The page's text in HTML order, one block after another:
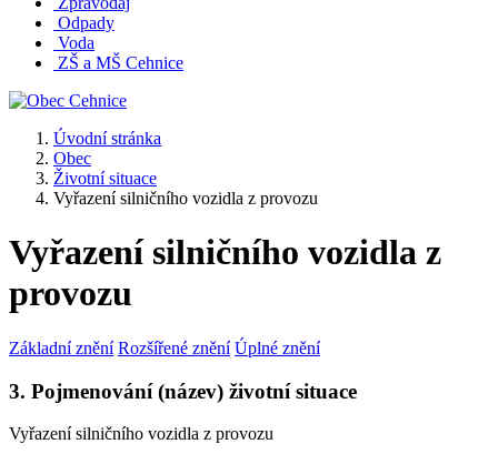
Odpady
Voda
ZŠ a MŠ Cehnice
Úvodní stránka
Obec
Životní situace
Vyřazení silničního vozidla z provozu
Vyřazení silničního vozidla z
provozu
Základní znění Rozšířené znění Úplné znění
3. Pojmenování (název) životní situace
Vyřazení silničního vozidla z provozu